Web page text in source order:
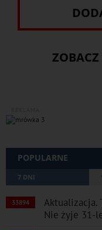
ZOBACZ
POPULARNE
7 DNI
33894
Aktualizacja.
Nie żyje 31-